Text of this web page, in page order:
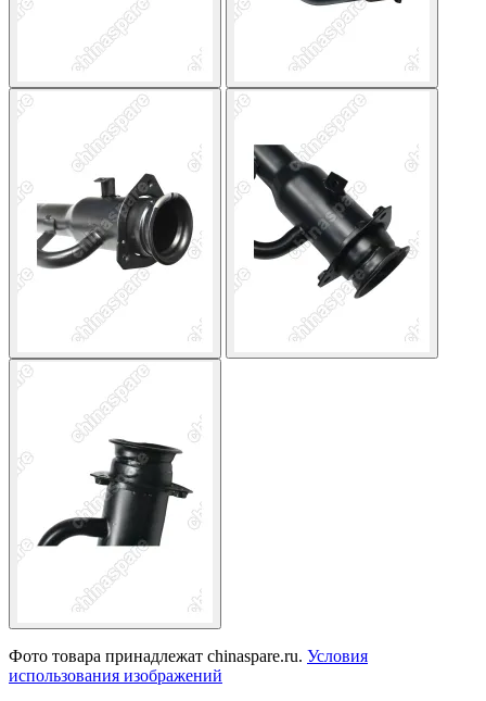
Фото товара принадлежат chinaspare.ru. Условия
использования изображений